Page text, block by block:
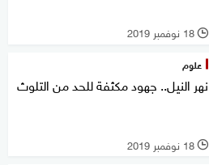
l 18 نوفمبر 2019
علوم
نهر النيل.. جهود مكثفة للحد من التلوث
l 18 نوفمبر 2019